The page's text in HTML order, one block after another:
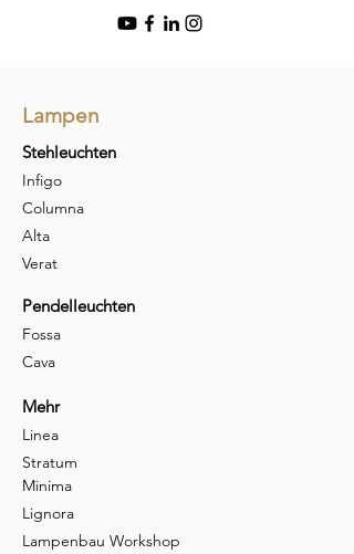
Lampen
Stehleuchten
Infigo
Columna
Alta
Verat
Pendelleuchten
Fossa
Cava
Mehr
Linea
Stratum
Minima
Lignora
Lampenbau Workshop